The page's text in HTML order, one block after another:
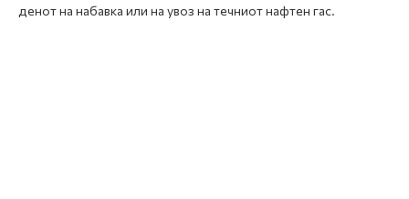
денот на набавка или на увоз на течниот нафтен гас.